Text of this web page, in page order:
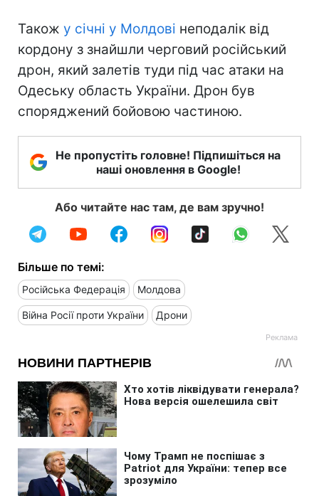
Також у січні у Молдові неподалік від
кордону з знайшли черговий російський
дрон, який залетів туди під час атаки на
Одеську область України. Дрон був
споряджений бойовою частиною.
Не пропустіть головне! Підпишіться на
наші оновлення в Google!
Або читайте нас там, де вам зручно!
Більше по темі:
Російська Федерація Молдова
Війна Росії проти України Дрони